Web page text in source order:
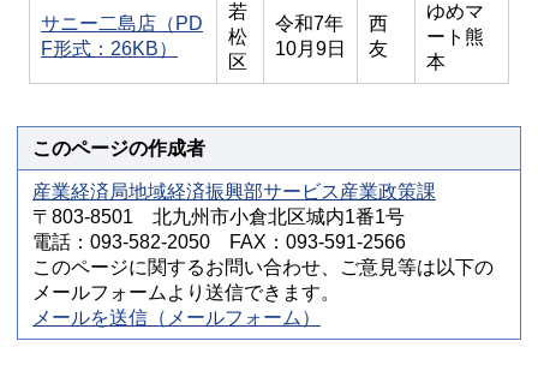
サニー二島店（PD
F形式：26KB）
若
松
区
令和7年
10月9日
西
友
ゆめマ
ート熊
本
このページの作成者
産業経済局地域経済振興部サービス産業政策課
〒803-8501 北九州市小倉北区城内1番1号
電話：093-582-2050 FAX：093-591-2566
このページに関するお問い合わせ、ご意見等は以下の
メールフォームより送信できます。
メールを送信（メールフォーム）